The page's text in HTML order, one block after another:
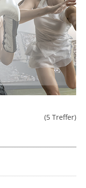
(5 Treffer)